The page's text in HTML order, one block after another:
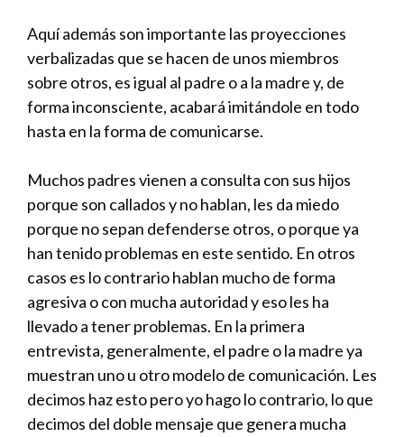
Aquí además son importante las proyecciones
verbalizadas que se hacen de unos miembros
sobre otros, es igual al padre o a la madre y, de
forma inconsciente, acabará imitándole en todo
hasta en la forma de comunicarse.
Muchos padres vienen a consulta con sus hijos
porque son callados y no hablan, les da miedo
porque no sepan defenderse otros, o porque ya
han tenido problemas en este sentido. En otros
casos es lo contrario hablan mucho de forma
agresiva o con mucha autoridad y eso les ha
llevado a tener problemas. En la primera
entrevista, generalmente, el padre o la madre ya
muestran uno u otro modelo de comunicación. Les
decimos haz esto pero yo hago lo contrario, lo que
decimos del doble mensaje que genera mucha